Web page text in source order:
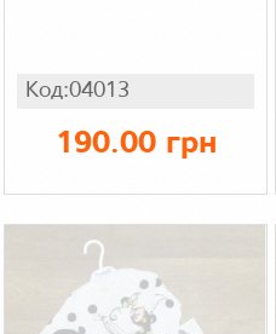
Код:04013
190.00 грн